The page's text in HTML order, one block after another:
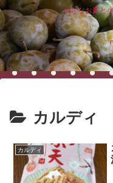
小さなお庭と
カルディ
カルディ